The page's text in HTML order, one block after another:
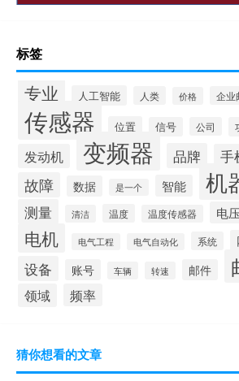
标签
专业 人工智能 人类 价格 企业
传感器 位置 信号 公司
发动机 变频器 品牌 手
故障 数据 是一个 智能 机
测量 清洁 温度 温度传感器 电压
电机 电气工程 电气自动化 系统
设备 账号 车辆 转速 邮件
领域 频率
猜你想看的文章